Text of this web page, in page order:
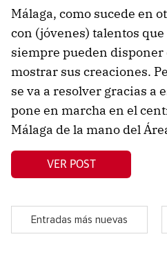
Málaga, como sucede en
con (jóvenes) talentos
siempre pueden disponer
mostrar sus creaciones.
se va a resolver gracias a
pone en marcha en el
Málaga de la mano del
VER POST
Entradas más nuevas